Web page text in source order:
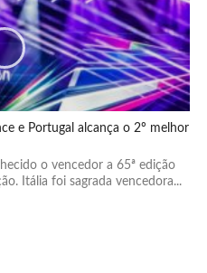
e Portugal alcança o 2º melhor
o vencedor a 65ª edição
Itália foi sagrada vencedora...